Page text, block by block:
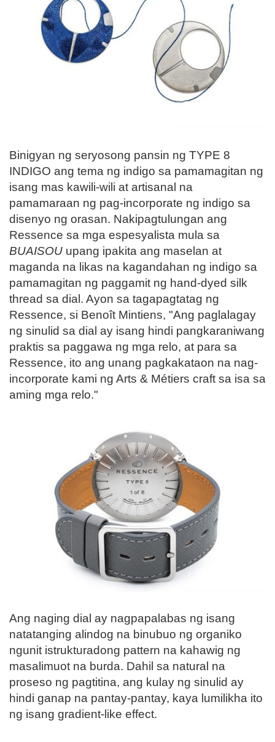
Binigyan ng seryosong pansin ng TYPE 8
INDIGO ang tema ng indigo sa pamamagitan ng
isang mas kawili-wili at artisanal na
pamamaraan ng pag-incorporate ng indigo sa
disenyo ng orasan. Nakipagtulungan ang
Ressence sa mga espesyalista mula sa
BUAISOU upang ipakita ang maselan at
maganda na likas na kagandahan ng indigo sa
pamamagitan ng paggamit ng hand-dyed silk
thread sa dial. Ayon sa tagapagtatag ng
Ressence, si Benoît Mintiens, "Ang paglalagay
ng sinulid sa dial ay isang hindi pangkaraniwang
praktis sa paggawa ng mga relo, at para sa
Ressence, ito ang unang pagkakataon na nag-
incorporate kami ng Arts & Métiers craft sa isa sa
aming mga relo."
Ang naging dial ay nagpapalabas ng isang
natatanging alindog na binubuo ng organiko
ngunit istrukturadong pattern na kahawig ng
masalimuot na burda. Dahil sa natural na
proseso ng pagtitina, ang kulay ng sinulid ay
hindi ganap na pantay-pantay, kaya lumilikha ito
ng isang gradient-like effect.